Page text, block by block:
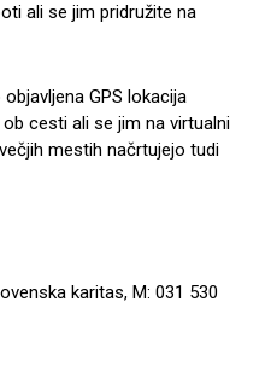
ali se jim pridružite na
objavljena GPS lokacija
cesti ali se jim na virtualni
mestih načrtujejo tudi
karitas, M: 031 530